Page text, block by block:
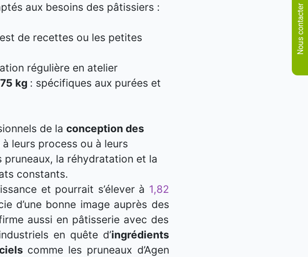
Nous contacter
aux besoins des pâtissiers :
de recettes ou les petites
régulière en atelier
kg : spécifiques aux purées et
de la conception des
leurs process ou à leurs
pruneaux, la réhydratation et la
constants.
et pourrait s’élever à 1,82
d’une bonne image auprès des
aussi en pâtisserie avec des
en quête d’ingrédients
comme les pruneaux d’Agen